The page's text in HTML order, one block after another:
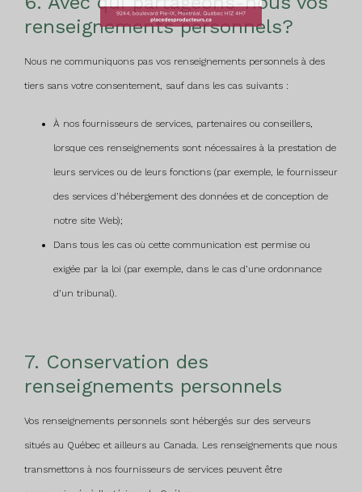
renseignements personnels?
Nous ne communiquons pas vos renseignements personnels à des
tiers sans votre consentement, sauf dans les cas suivants :
À nos fournisseurs de services, partenaires ou conseillers,
lorsque ces renseignements sont nécessaires à la prestation de
leurs services ou de leurs fonctions (par exemple, le fournisseur
des services d’hébergement des données et de conception de
notre site Web);
Dans tous les cas où cette communication est permise ou
exigée par la loi (par exemple, dans le cas d’une ordonnance
d’un tribunal).
7. Conservation des
renseignements personnels
Vos renseignements personnels sont hébergés sur des serveurs
situés au Québec et ailleurs au Canada. Les renseignements que nous
transmettons à nos fournisseurs de services peuvent être